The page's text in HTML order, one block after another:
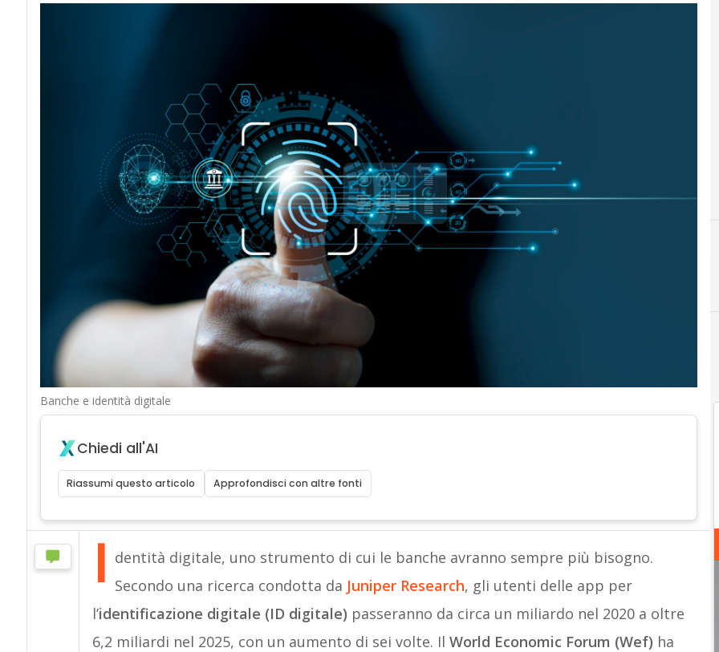
Banche e identità digitale
Chiedi all'AI
Riassumi questo articolo Approfondisci con altre fonti
I dentità digitale, uno strumento di cui le banche avranno sempre più bisogno.
Secondo una ricerca condotta da Juniper Research, gli utenti delle app per
l’identificazione digitale (ID digitale) passeranno da circa un miliardo nel 2020 a oltre
6,2 miliardi nel 2025, con un aumento di sei volte. Il World Economic Forum (Wef) ha